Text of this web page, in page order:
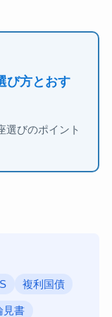
び方とおす
選びのポイント
複利国債
見書